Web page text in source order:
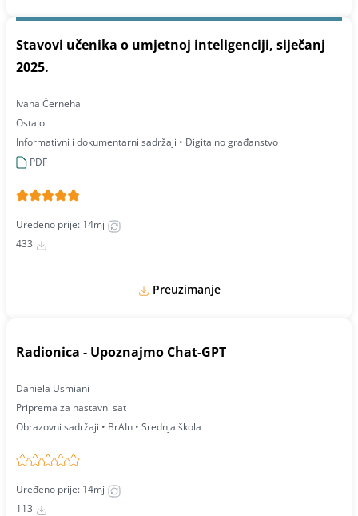
Stavovi učenika o umjetnoj inteligenciji, siječanj
2025.
Ivana Černeha
Ostalo
Informativni i dokumentarni sadržaji • Digitalno građanstvo
PDF
Uređeno prije: 14mj
433
Preuzimanje
Radionica - Upoznajmo Chat-GPT
Daniela Usmiani
Priprema za nastavni sat
Obrazovni sadržaji • BrAIn • Srednja škola
Uređeno prije: 14mj
113